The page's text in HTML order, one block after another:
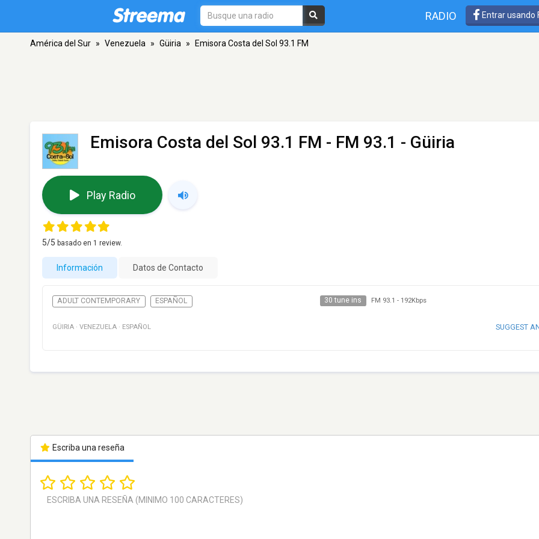
RADIO Entrar usando
América del Sur » Venezuela » Güiria » Emisora Costa del Sol 93.1 FM
Emisora Costa del Sol 93.1 FM - FM 93.1 - Güiria
Play Radio
5/5 basado en 1 review.
Información Datos de Contacto
ADULT CONTEMPORARY ESPAÑOL 30 tune ins FM 93.1 - 192Kbps
GÜIRIA · VENEZUELA · ESPAÑOL SUGGEST
Escriba una reseña